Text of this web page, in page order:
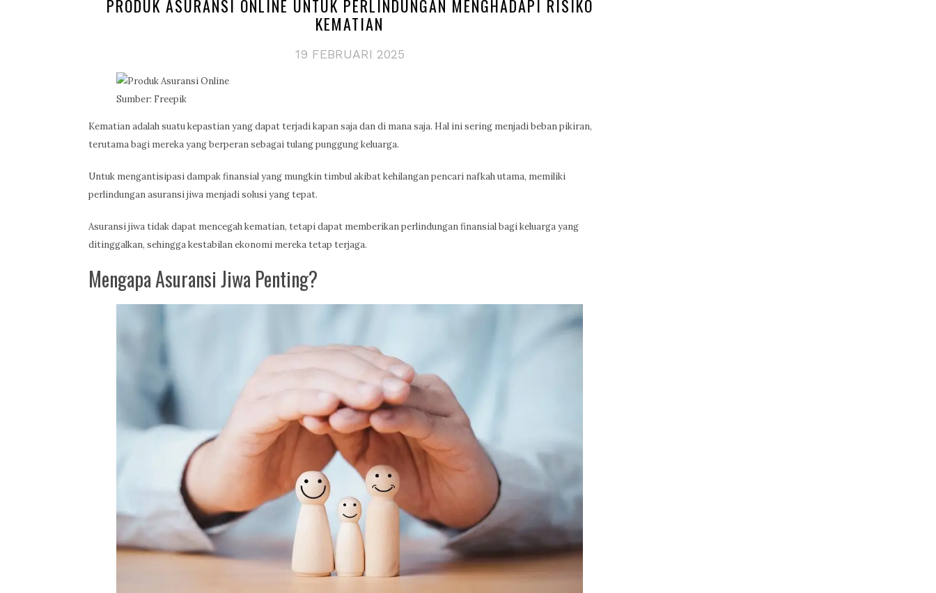
PRODUK ASURANSI ONLINE UNTUK PERLINDUNGAN MENGHADAPI RISIKO
KEMATIAN
19 FEBRUARI 2025
Sumber: Freepik
Kematian adalah suatu kepastian yang dapat terjadi kapan saja dan di mana saja. Hal ini sering menjadi beban pikiran,
terutama bagi mereka yang berperan sebagai tulang punggung keluarga.
Untuk mengantisipasi dampak finansial yang mungkin timbul akibat kehilangan pencari nafkah utama, memiliki
perlindungan asuransi jiwa menjadi solusi yang tepat.
Asuransi jiwa tidak dapat mencegah kematian, tetapi dapat memberikan perlindungan finansial bagi keluarga yang
ditinggalkan, sehingga kestabilan ekonomi mereka tetap terjaga.
Mengapa Asuransi Jiwa Penting?